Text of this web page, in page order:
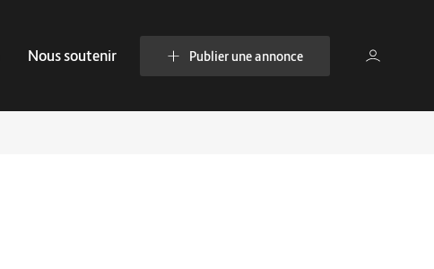
Nous soutenir Publier une annonce